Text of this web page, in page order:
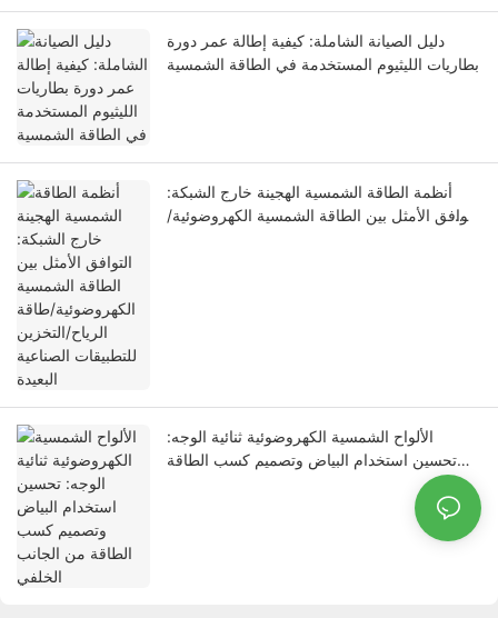
دليل الصيانة الشاملة: كيفية إطالة عمر دورة
بطاريات الليثيوم المستخدمة في الطاقة الشمسية
أنظمة الطاقة الشمسية الهجينة خارج الشبكة:
التوافق الأمثل بين الطاقة الشمسية الكهروضوئية/
الألواح الشمسية الكهروضوئية ثنائية الوجه:
تحسين استخدام البياض وتصميم كسب الطاقة